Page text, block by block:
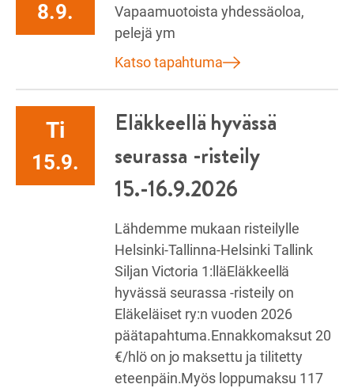
8.9.
Vapaamuotoista yhdessäoloa,
pelejä ym
Katso tapahtuma
Ti
15.9.
Eläkkeellä hyvässä
seurassa -risteily
15.-16.9.2026
Lähdemme mukaan risteilylle
Helsinki-Tallinna-Helsinki Tallink
Siljan Victoria 1:lläEläkkeellä
hyvässä seurassa -risteily on
Eläkeläiset ry:n vuoden 2026
päätapahtuma.Ennakkomaksut 20
€/hlö on jo maksettu ja tilitetty
eteenpäin.Myös loppumaksu 117